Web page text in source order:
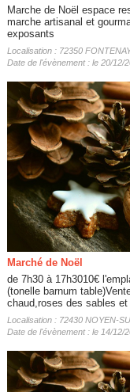
Marche de Noël espace
marche artisanal et
exposants
Localisation : 72350
Date de l'évènement : le 20/12/
Marché de Noël
de 7h30 à 17h3010€
(tonelle barnum
chaud,roses des sables
Localisation : 72430 NOYEN-
Date de l'évènement : le 14/12/